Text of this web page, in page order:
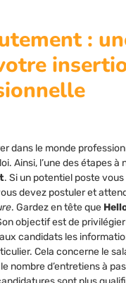
:
dans le monde
Ainsi, l’une des étapes à
. Si un potentiel poste
devez postuler et
. Gardez en tête que
objectif est de
candidats les
Cela concerne le
nombre d’entretiens à